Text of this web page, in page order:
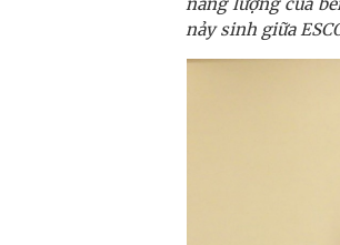
nảy sinh giữa